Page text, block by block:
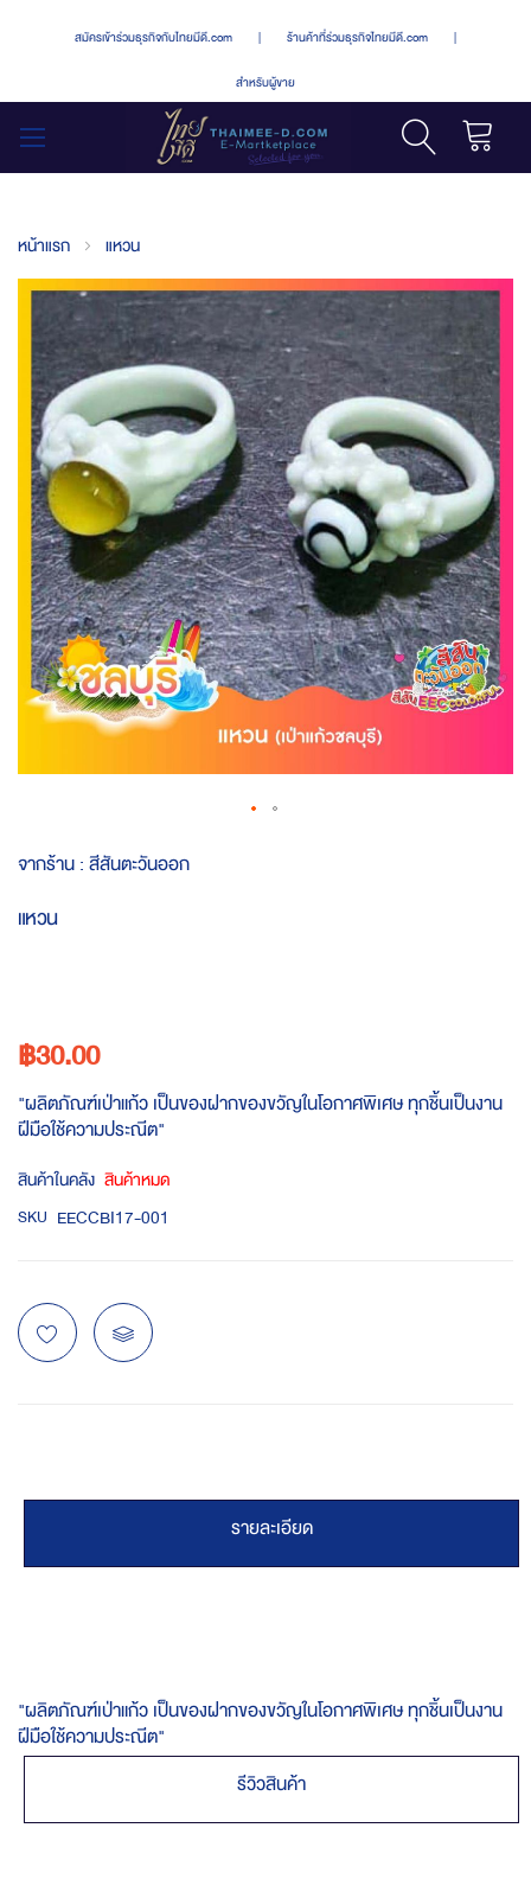
สมัครเข้าร่วมธุรกิจกับไทยมีดี.com | ร้านค้าที่ร่วมธุรกิจไทยมีดี.com |
สำหรับผู้ขาย
หน้าแรก แหวน
Skip
end
of
the
images
gallery
to
beginning
จากร้าน :สีสันตะวันออก
แหวน
฿30.00
"ผลิตภัณฑ์เป่าแก้ว เป็นของฝากของขวัญในโอกาศพิเศษ ทุกชิ้นเป็นงาน
ฝีมือใช้ความประณีต"
สินค้าในคลัง สินค้าหมด
SKU EECCBI17-001
รายละเอียด
"ผลิตภัณฑ์เป่าแก้ว เป็นของฝากของขวัญในโอกาศพิเศษ ทุกชิ้นเป็นงาน
ฝีมือใช้ความประณีต"
รีวิวสินค้า